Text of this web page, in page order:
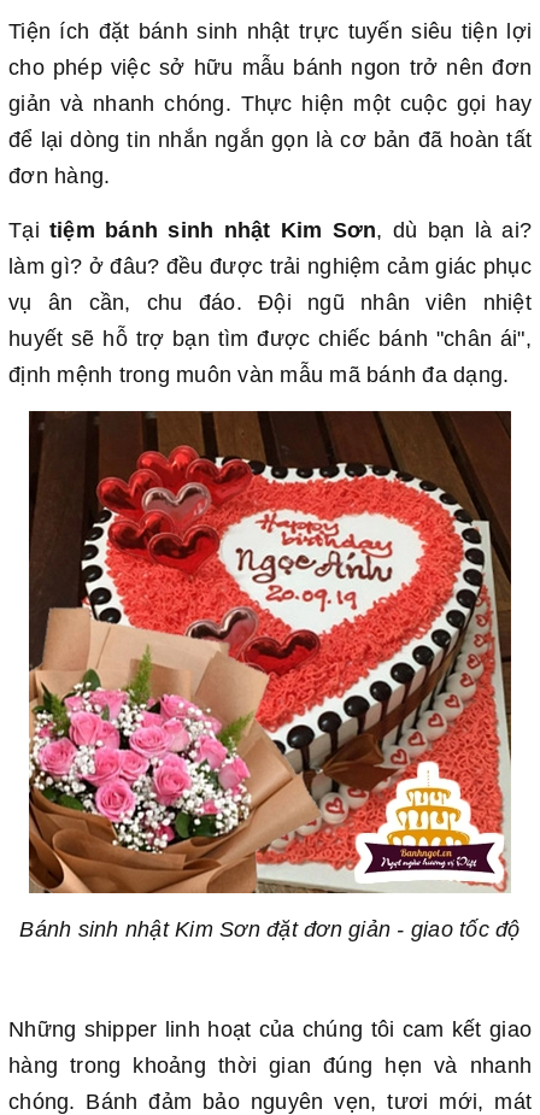
Tiện ích đặt bánh sinh nhật trực tuyến siêu tiện lợi
cho phép việc sở hữu mẫu bánh ngon trở nên đơn
giản và nhanh chóng. Thực hiện một cuộc gọi hay
để lại dòng tin nhắn ngắn gọn là cơ bản đã hoàn tất
đơn hàng.
Tại tiệm bánh sinh nhật Kim Sơn, dù bạn là ai?
làm gì? ở đâu? đều được trải nghiệm cảm giác phục
vụ ân cần, chu đáo. Đội ngũ nhân viên nhiệt
huyết sẽ hỗ trợ bạn tìm được chiếc bánh "chân ái",
định mệnh trong muôn vàn mẫu mã bánh đa dạng.
Bánh sinh nhật Kim Sơn đặt đơn giản - giao tốc độ
Những shipper linh hoạt của chúng tôi cam kết giao
hàng trong khoảng thời gian đúng hẹn và nhanh
chóng. Bánh đảm bảo nguyên vẹn, tươi mới, mát